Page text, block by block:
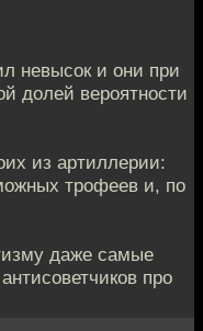
невысок и они при
долей вероятности
из артиллерии:
трофеев и, по
даже самые
про